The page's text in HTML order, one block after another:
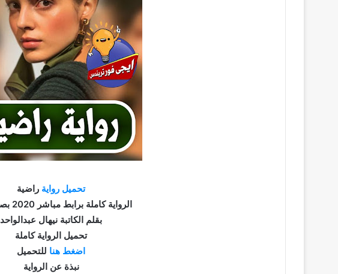
تحميل رواية راضية
الرواية كاملة برابط مباشر 2020 بصيغة
بقلم الكاتبة نيهال عبدالواحد
تحميل الرواية كاملة
اضغط هنا للتحميل
نبذة عن الرواية